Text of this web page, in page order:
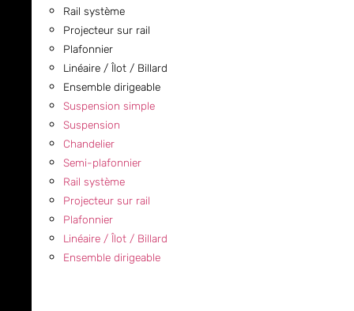
Rail système
Projecteur sur rail
Plafonnier
Linéaire / Îlot / Billard
Ensemble dirigeable
Suspension simple
Suspension
Chandelier
Semi-plafonnier
Rail système
Projecteur sur rail
Plafonnier
Linéaire / Îlot / Billard
Ensemble dirigeable